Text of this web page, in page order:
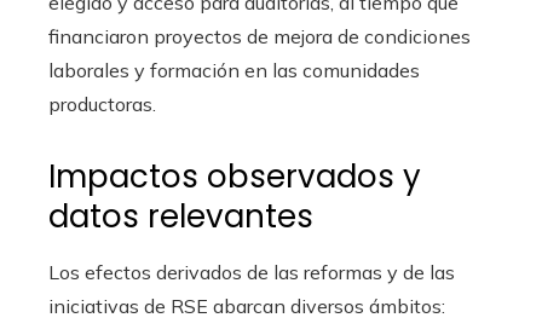
financiaron proyectos de mejora de condiciones
laborales y formación en las comunidades
productoras.
Impactos observados y
datos relevantes
Los efectos derivados de las reformas y de las
iniciativas de RSE abarcan diversos ámbitos: